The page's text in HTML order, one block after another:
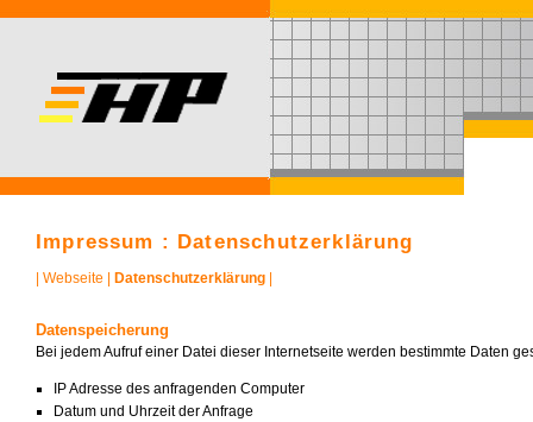
Impressum : Datenschutzerklärung
Webseite Datenschutzerklärung
Datenspeicherung
Bei jedem Aufruf einer Datei dieser Internetseite werden bestimmte Daten
IP Adresse des anfragenden Computer
Datum und Uhrzeit der Anfrage